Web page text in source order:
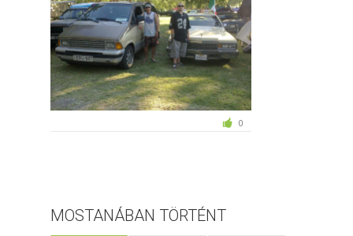
0
MOSTANÁBAN TÖRTÉNT